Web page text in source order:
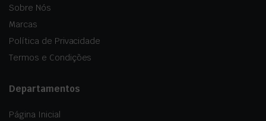
Sobre Nós
Marcas
Política de Privacidade
Termos e Condições
Departamentos
Página Inicial